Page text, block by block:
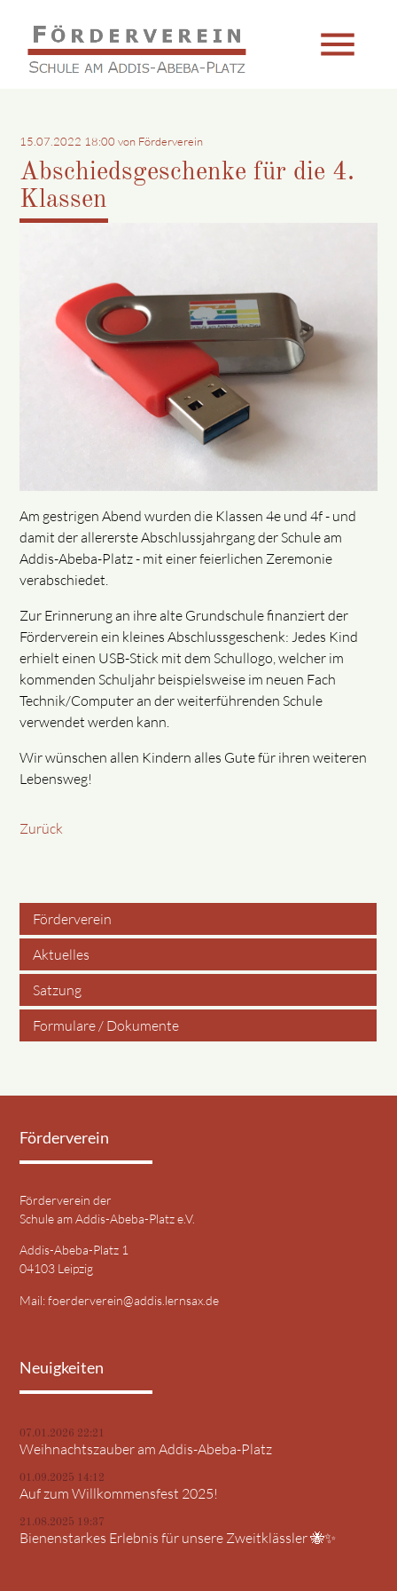
menu
Suchbegriffe
15.07.2022 18:00 von Förderverein
Abschiedsgeschenke für die 4.
Klassen
Am gestrigen Abend wurden die Klassen 4e und 4f - und
damit der allererste Abschlussjahrgang der Schule am
Addis-Abeba-Platz - mit einer feierlichen Zeremonie
verabschiedet.
Zur Erinnerung an ihre alte Grundschule finanziert der
Förderverein ein kleines Abschlussgeschenk: Jedes Kind
erhielt einen USB-Stick mit dem Schullogo, welcher im
kommenden Schuljahr beispielsweise im neuen Fach
Technik/Computer an der weiterführenden Schule
verwendet werden kann.
Wir wünschen allen Kindern alles Gute für ihren weiteren
Lebensweg!
Zurück
Navigation
überspringen
Förderverein
Aktuelles
Satzung
Formulare / Dokumente
Förderverein
Förderverein der
Schule am Addis-Abeba-Platz e.V.
Addis-Abeba-Platz 1
04103 Leipzig
Mail:foerderverein@addis.lernsax.de
Neuigkeiten
07.01.2026 22:21
Weihnachtszauber am Addis-Abeba-Platz
01.09.2025 14:12
Auf zum Willkommensfest 2025!
21.08.2025 19:37
Bienenstarkes Erlebnis für unsere Zweitklässler 🐝✨